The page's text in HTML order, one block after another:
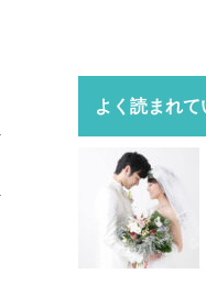
よく読まれて